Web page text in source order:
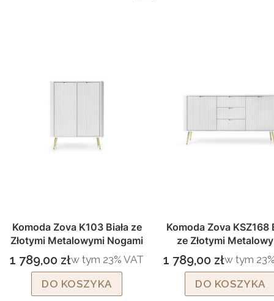
Komoda Zova K103 Biała ze
Złotymi Metalowymi Nogami
Cena brutto
1 789,00 złw tym %s VAT
w tym 23% VAT
DO KOSZYKA
Komoda Zova KSZ168
ze Złotymi
Nogami
Cena brutto
1 789,00 złw tym %s
w tym
DO KOSZYKA